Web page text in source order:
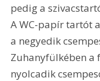
pedig a
A WC-papír tartót
a negyedik
Zuhanyfülkében a
nyolcadik